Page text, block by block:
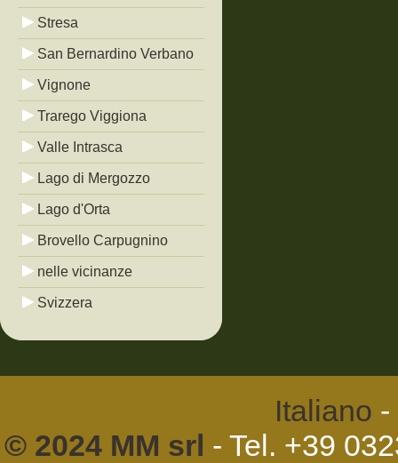
Stresa
San Bernardino Verbano
Vignone
Trarego Viggiona
Valle Intrasca
Lago di Mergozzo
Lago d'Orta
Brovello Carpugnino
nelle vicinanze
Svizzera
Italiano -
© 2024 MM srl - Tel. +39